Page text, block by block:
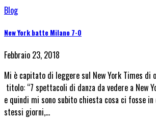
Blog
New York batte Milano 7-0
Febbraio 23, 2018
Mi è capitato di leggere sul New York Times di
titolo: “7 spettacoli di danza da vedere a New
e quindi mi sono subito chiesta cosa ci fosse
stessi giorni,…